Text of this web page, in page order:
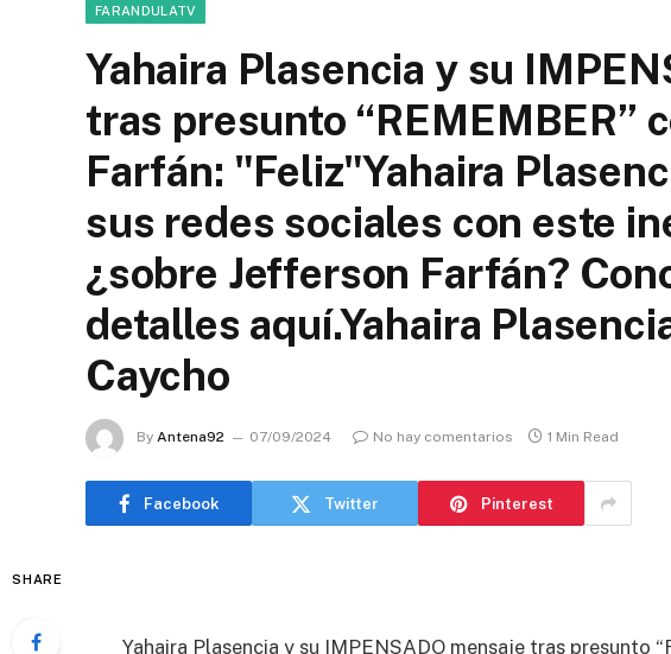
FARANDULATV
Yahaira Plasencia y su
tras presunto “REMEMBER”
Farfán: "Feliz"Yahaira
sus redes sociales con este
¿sobre Jefferson Farfán?
detalles aquí.Yahaira
Caycho
By Antena92 07/09/2024 No hay comentarios 1 Min Read
Facebook Twitter Pinterest
SHARE
Yahaira Plasencia y su IMPENSADO mensaje tras presunto